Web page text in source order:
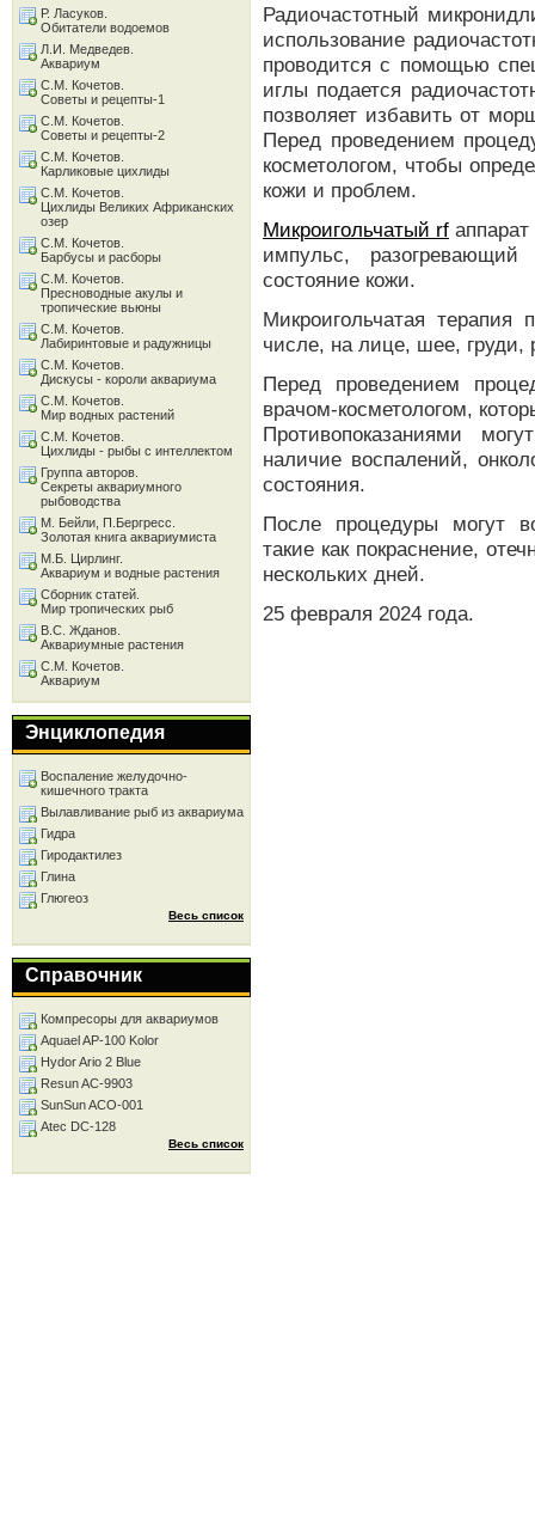
Радиочастотный
использование
проводится с помощью
иглы подается
позволяет избавить от
Перед проведением
косметологом, чтобы
кожи и проблем.
Микроигольчатый rf
импульс,
состояние кожи.
Микроигольчатая
числе, на лице, шее, груди,
Перед проведением
врачом-косметологом,
Противопоказаниями
наличие воспалений,
состояния.
После процедуры могут
такие как покраснение,
нескольких дней.
25 февраля 2024 года.
Р. Ласуков.
Обитатели водоемов
Л.И. Медведев.
Аквариум
С.М. Кочетов.
Советы и рецепты-1
С.М. Кочетов.
Советы и рецепты-2
С.М. Кочетов.
Карликовые цихлиды
С.М. Кочетов.
Цихлиды Великих Африканских
озер
С.М. Кочетов.
Барбусы и расборы
С.М. Кочетов.
Пресноводные акулы и
тропические вьюны
С.М. Кочетов.
Лабиринтовые и радужницы
С.М. Кочетов.
Дискусы - короли аквариума
С.М. Кочетов.
Мир водных растений
С.М. Кочетов.
Цихлиды - рыбы с интеллектом
Группа авторов.
Секреты аквариумного
рыбоводства
М. Бейли, П.Бергресс.
Золотая книга аквариумиста
М.Б. Цирлинг.
Аквариум и водные растения
Сборник статей.
Мир тропических рыб
В.С. Жданов.
Аквариумные растения
С.М. Кочетов.
Аквариум
Энциклопедия
Воспаление желудочно-
кишечного тракта
Вылавливание рыб из аквариума
Гидра
Гиродактилез
Глина
Глюгеоз
Весь список
Справочник
Компресоры для аквариумов
Aquael AP-100 Kolor
Hydor Ario 2 Blue
Resun AC-9903
SunSun ACO-001
Atec DC-128
Весь список